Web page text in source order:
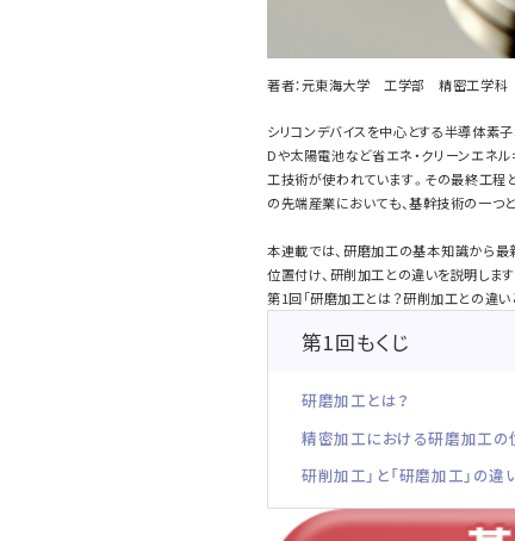
著者：元東海大学 工学部 精密工学
シリコンデバイスを中心とする半導体素
Dや太陽電池など省エネ・クリーンエネ
工技術が使われています。その最終工程
の先端産業においても、基幹技術の一つ
本連載では、研磨加工の基本知識から最
位置付け、研削加工との違いを説明します
第1回「研磨加工とは？研削加工との違い
第1回もくじ
研磨加工とは？
精密加工における研磨加工の
研削加工」と「研磨加工」の違